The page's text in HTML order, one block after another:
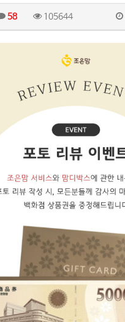
58 105644